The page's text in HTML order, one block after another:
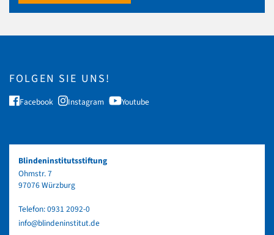
FOLGEN SIE UNS!
Facebook Instagram Youtube
Blindeninstitutsstiftung
Ohmstr. 7
97076 Würzburg
Telefon:0931 2092-0
info@blindeninstitut.de